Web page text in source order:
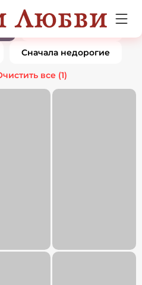
классика0 товаров
Сначала дорогие
Сначала недорогие
все (1)